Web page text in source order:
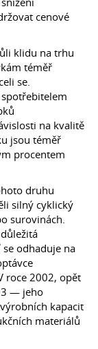
cenové
klidu na trhu
téměř
se.
na kvalitě
jsou téměř
procentem
druhu
silný cyklický
surovinách.
odhaduje na
roce 2002, opět
— jeho
kapacit
materiálů